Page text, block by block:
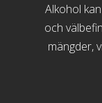
Alkohol
och
mängder,